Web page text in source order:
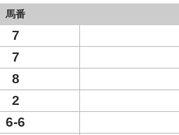
馬番
7
7
8
2
6-6